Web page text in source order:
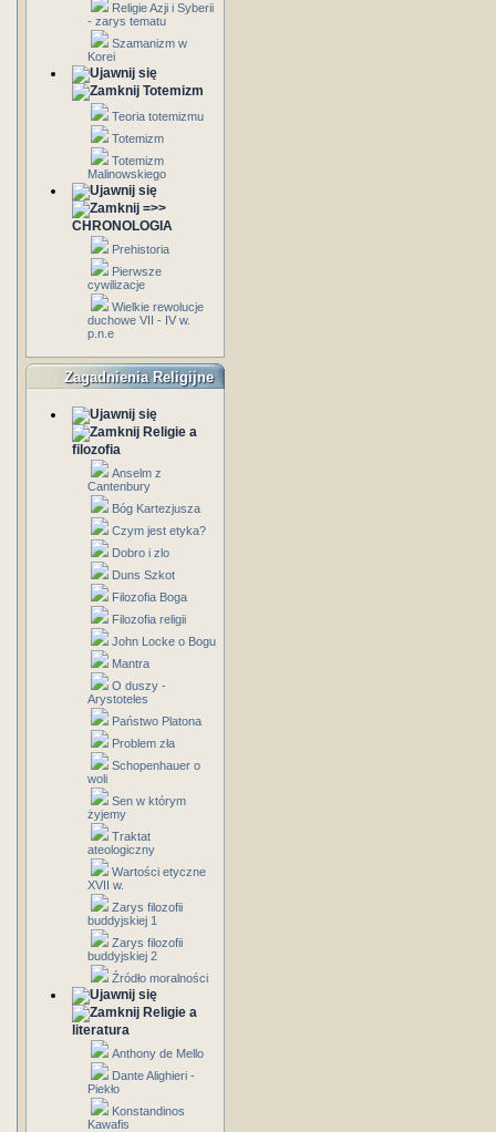
Religie Azji i Syberii
- zarys tematu
Szamanizm w
Korei
Totemizm
Teoria totemizmu
Totemizm
Totemizm
Malinowskiego
=>>
CHRONOLOGIA
Prehistoria
Pierwsze
cywilizacje
Wielkie rewolucje
duchowe VII - IV w.
p.n.e
Zagadnienia Religijne
Religie a
filozofia
Anselm z
Cantenbury
Bóg Kartezjusza
Czym jest etyka?
Dobro i zlo
Duns Szkot
Filozofia Boga
Filozofia religii
John Locke o Bogu
Mantra
O duszy -
Arystoteles
Państwo Platona
Problem zła
Schopenhauer o
woli
Sen w którym
żyjemy
Traktat
ateologiczny
Wartości etyczne
XVII w.
Zarys filozofii
buddyjskiej 1
Zarys filozofii
buddyjskiej 2
Źródło moralności
Religie a
literatura
Anthony de Mello
Dante Alighieri -
Piekło
Konstandinos
Kawafis